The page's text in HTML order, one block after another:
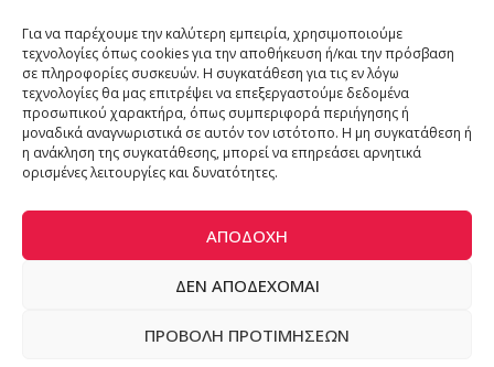
Για να παρέχουμε την καλύτερη εμπειρία, χρησιμοποιούμε
τεχνολογίες όπως cookies για την αποθήκευση ή/και την πρόσβαση
σε πληροφορίες συσκευών. Η συγκατάθεση για τις εν λόγω
τεχνολογίες θα μας επιτρέψει να επεξεργαστούμε δεδομένα
προσωπικού χαρακτήρα, όπως συμπεριφορά περιήγησης ή
μοναδικά αναγνωριστικά σε αυτόν τον ιστότοπο. Η μη συγκατάθεση ή
η ανάκληση της συγκατάθεσης, μπορεί να επηρεάσει αρνητικά
ορισμένες λειτουργίες και δυνατότητες.
ΑΠΟΔΟΧΉ
ΔΕΝ ΑΠΟΔΈΧΟΜΑΙ
ΠΡΟΒΟΛΉ ΠΡΟΤΙΜΉΣΕΩΝ
ΤΗΛΕΦΩΝΟ: +30 211 4021758
EMAIL:info@welldone.com.gr
ADS Solutions